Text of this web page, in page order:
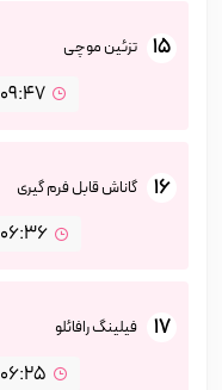
15 تزئین موچی
09:47
16 گاناش قابل فرم گیری
06:36
17 فیلینگ رافائلو
06:25